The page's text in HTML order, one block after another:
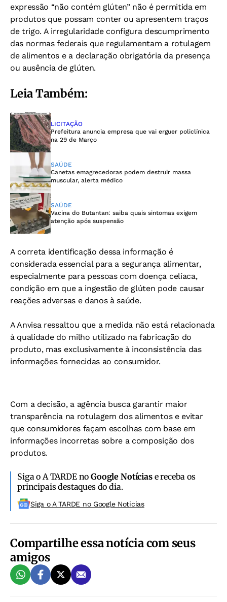
expressão “não contém glúten” não é permitida em
produtos que possam conter ou apresentem traços
de trigo. A irregularidade configura descumprimento
das normas federais que regulamentam a rotulagem
de alimentos e a declaração obrigatória da presença
ou ausência de glúten.
Leia Também:
LICITAÇÃO
Prefeitura anuncia empresa que vai erguer policlínica
na 29 de Março
SAÚDE
Canetas emagrecedoras podem destruir massa
muscular, alerta médico
SAÚDE
Vacina do Butantan: saiba quais sintomas exigem
atenção após suspensão
A correta identificação dessa informação é
considerada essencial para a segurança alimentar,
especialmente para pessoas com doença celíaca,
condição em que a ingestão de glúten pode causar
reações adversas e danos à saúde.
A Anvisa ressaltou que a medida não está relacionada
à qualidade do milho utilizado na fabricação do
produto, mas exclusivamente à inconsistência das
informações fornecidas ao consumidor.
Com a decisão, a agência busca garantir maior
transparência na rotulagem dos alimentos e evitar
que consumidores façam escolhas com base em
informações incorretas sobre a composição dos
produtos.
Siga o A TARDE noGoogle Notíciase receba os
principais destaques do dia.
Siga o A TARDE no Google Noticias
Compartilhe essa notícia com seus
amigos